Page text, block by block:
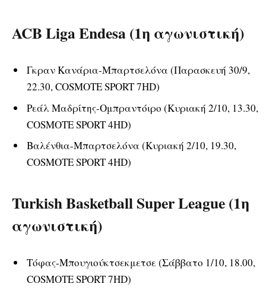
ACB Liga Endesa (1η αγωνιστική)
Γκραν Κανάρια-Μπαρτσελόνα (Παρασκευή 30/9,
22.30, COSMOTE SPORT 7HD)
Ρεάλ Μαδρίτης-Ομπραντόιρο (Κυριακή 2/10, 13.30,
COSMOTE SPORT 4HD)
Βαλένθια-Μπαρτσελόνα (Κυριακή 2/10, 19.30,
COSMOTE SPORT 4HD)
Turkish Basketball Super League (1η
αγωνιστική)
Τόφας-Μπουγιούκτσεκμετσε (Σάββατο 1/10, 18.00,
COSMOTE SPORT 7HD)